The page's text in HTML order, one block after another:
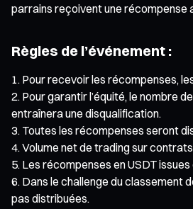
parrains reçoivent une récompense
Règles de l’événement :
Pour recevoir les récompenses,
Pour garantir l’équité, le nombre
entraînera une disqualification.
Toutes les récompenses seront
Volume net de trading sur
Les récompenses en USDT
Dans le challenge du classement
pas distribuées.